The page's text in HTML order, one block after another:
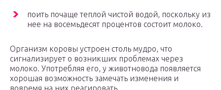
поить почаще теплой чистой водой, поскольку из
нее на восемьдесят процентов состоит молоко.
Организм коровы устроен столь мудро, что
сигнализирует о возникших проблемах через
молоко. Употребляя его, у животновода появляется
хорошая возможность замечать изменения и
вовремя на них реагировать.